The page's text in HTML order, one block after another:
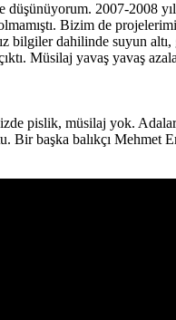
2007-2008
Bizim de
bilgiler dahilinde suyun
Müsilaj yavaş yavaş
pislik, müsilaj yok.
başka balıkçı Mehmet